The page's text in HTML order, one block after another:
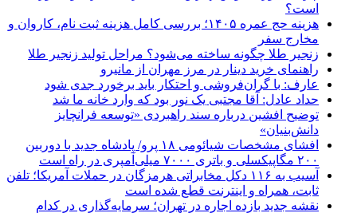
است؟
هزینه حج عمره ۱۴۰۵؛ بررسی کامل هزینه ثبت نام، کاروان و
مخارج سفر
زنجیر طلا چگونه ساخته می‌شود؟ مراحل تولید زنجیر طلا
راهنمای خرید دینار در مرز مهران از مانیرو
عارف: با گران‌فروشی و احتکار باید برخورد جدی شود
حداد عادل: آقا مجتبی یک نور بود که وارد خانه ما شد
توضیح افشین درباره سند راهبردی «توسعه فرانچایز
دانش‌بنیان»
افشای مشخصات شیائومی ۱۸ پرو/ پادشاه جدید با دوربین
۲۰۰ مگاپیکسلی و باتری ۷۰۰۰ میلی‌آمپری در راه است
آسیب به ۱۱۶ دکل مخابراتی هرمزگان در حملات آمریکا؛ تلفن
ثابت، همراه و اینترنت ‌قطع شده است
نقشه جدید بازده اجاره در تهران؛ سرمایه‌گذاری در کدام